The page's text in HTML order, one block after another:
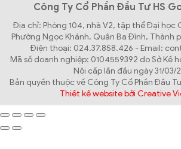
Công Ty Cổ Phần Đầu Tư HS
Địa chỉ: Phòng 104, nhà V2, tập thể Đại học
Phường Ngọc Khánh, Quận Ba Đình, Thành
Điện thoại: 024.37.858.426 - Email:
Mã số doanh nghiệp: 0104559392 do Sở Kế
Nội cấp lần đầu ngày 31/03/
Bản quyền thuộc về Công Ty Cổ Phần Đầu
Thiết kế website bởi Creative